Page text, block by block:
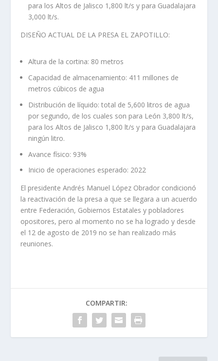
para los Altos de Jalisco 1,800 lt/s y para Guadalajara
3,000 lt/s.
DISEÑO ACTUAL DE LA PRESA EL ZAPOTILLO:
Altura de la cortina: 80 metros
Capacidad de almacenamiento: 411 millones de
metros cúbicos de agua
Distribución de líquido: total de 5,600 litros de agua
por segundo, de los cuales son para León 3,800 lt/s,
para los Altos de Jalisco 1,800 lt/s y para Guadalajara
ningún litro.
Avance físico: 93%
Inicio de operaciones esperado: 2022
El presidente Andrés Manuel López Obrador condicionó
la reactivación de la presa a que se llegara a un acuerdo
entre Federación, Gobiernos Estatales y pobladores
opositores, pero al momento no se ha logrado y desde
el 12 de agosto de 2019 no se han realizado más
reuniones.
COMPARTIR: